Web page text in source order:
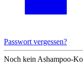
Passwort vergessen?
Noch kein Ashampoo-